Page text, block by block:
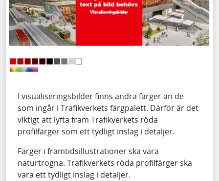
I visualiseringsbilder finns andra färger än de
som ingår i Trafikverkets färgpalett. Därför är det
viktigt att lyfta fram Trafikverkets röda
profilfärger som ett tydligt inslag i detaljer.
Färger i framtidsillustrationer ska vara
naturtrogna. Trafikverkets röda profilfärger ska
vara ett tydligt inslag i detaljer.